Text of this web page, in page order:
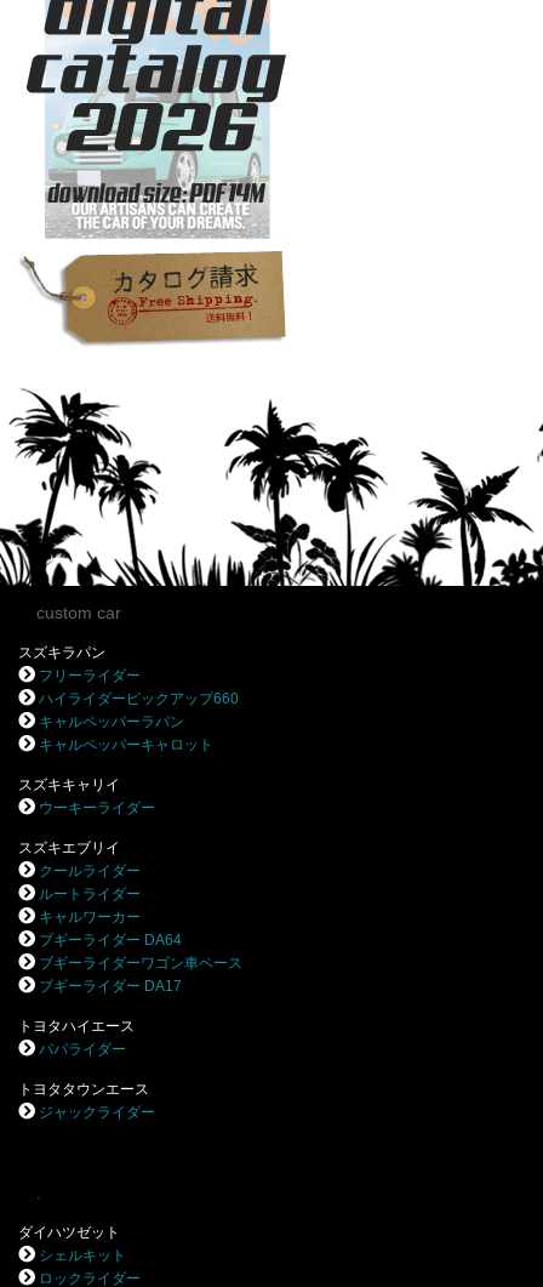
custom car
スズキラパン
フリーライダー
ハイライダーピックアップ660
キャルペッパーラパン
キャルペッパーキャロット
スズキキャリイ
ウーキーライダー
スズキエブリイ
クールライダー
ルートライダー
キャルワーカー
ブギーライダー DA64
ブギーライダーワゴン車ベース
ブギーライダー DA17
トヨタハイエース
パパライダー
トヨタタウンエース
ジャックライダー
.
ダイハツゼット
シェルキット
ロックライダー